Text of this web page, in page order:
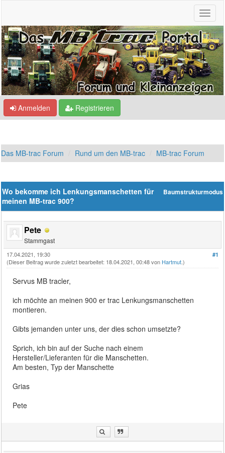
Anmelden Registrieren
Das MB-trac Forum Rund um den MB-trac MB-trac Forum
Baumstrukturmodus
Wo bekomme ich Lenkungsmanschetten für
meinen MB-trac 900?
Pete
Stammgast
#1
17.04.2021, 19:30
(Dieser Beitrag wurde zuletzt bearbeitet: 18.04.2021, 00:48 von Hartmut.)
Servus MB tracler,
ich möchte an meinen 900 er trac Lenkungsmanschetten
montieren.
Gibts jemanden unter uns, der dies schon umsetzte?
Sprich, ich bin auf der Suche nach einem
Hersteller/Lieferanten für die Manschetten.
Am besten, Typ der Manschette
Grias
Pete